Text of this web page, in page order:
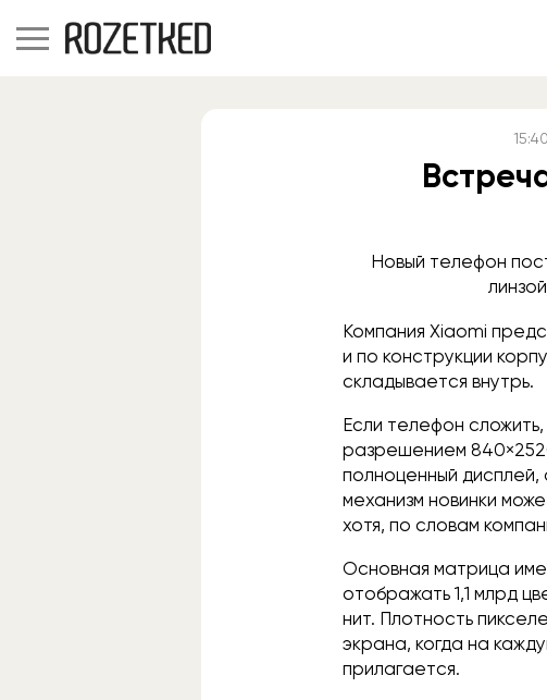
15:40
Новый телефон
Компания Xiaomi
и по конструкции
складывается внутрь.
Если телефон
разрешением
полноценный
механизм новинки
хотя, по словам
Основная матрица
отображать 1,1 млрд
нит. Плотность
экрана, когда на
прилагается.